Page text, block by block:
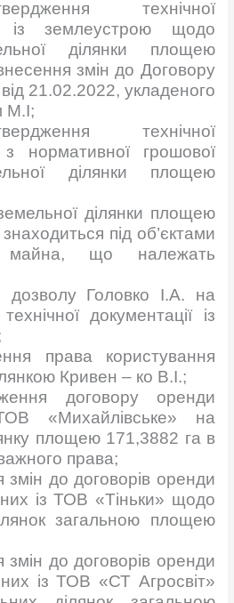
технічної
із землеустрою щодо
ділянки площею
змін до Договору
21.02.2022, укладеного
М.І;
технічної
з нормативної грошової
ділянки площею
ділянки площею
під об’єктами
майна, що належать
Головко І.А. на
документації із
права користування
Кривен – ко В.І.;
договору оренди
«Михайлівське» на
площею 171,3882 га в
права;
до договорів оренди
із ТОВ «Тіньки» щодо
загальною площею
до договорів оренди
із ТОВ «СТ Агросвіт»